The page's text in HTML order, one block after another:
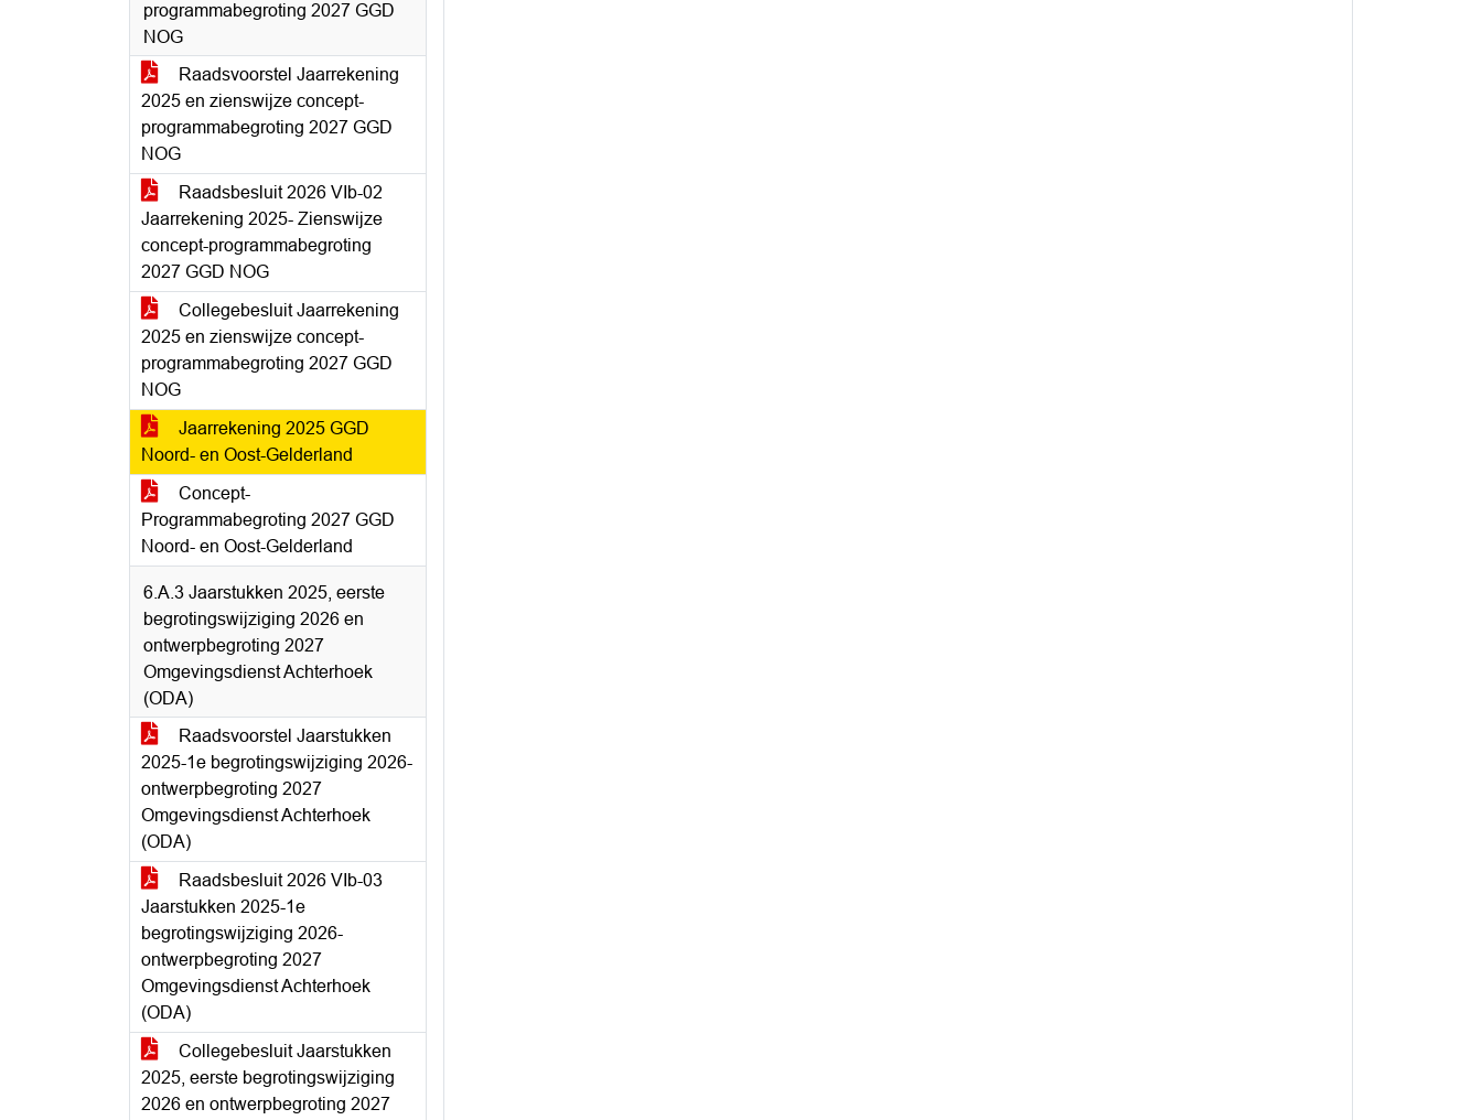
programmabegroting 2027 GGD
NOG
Raadsvoorstel Jaarrekening
2025 en zienswijze concept-
programmabegroting 2027 GGD
NOG
Raadsbesluit 2026 VIb-02
Jaarrekening 2025- Zienswijze
concept-programmabegroting
2027 GGD NOG
Collegebesluit Jaarrekening
2025 en zienswijze concept-
programmabegroting 2027 GGD
NOG
Jaarrekening 2025 GGD
Noord- en Oost-Gelderland
Concept-
Programmabegroting 2027 GGD
Noord- en Oost-Gelderland
6.A.3 Jaarstukken 2025, eerste
begrotingswijziging 2026 en
ontwerpbegroting 2027
Omgevingsdienst Achterhoek
(ODA)
Raadsvoorstel Jaarstukken
2025-1e begrotingswijziging 2026-
ontwerpbegroting 2027
Omgevingsdienst Achterhoek
(ODA)
Raadsbesluit 2026 VIb-03
Jaarstukken 2025-1e
begrotingswijziging 2026-
ontwerpbegroting 2027
Omgevingsdienst Achterhoek
(ODA)
Collegebesluit Jaarstukken
2025, eerste begrotingswijziging
2026 en ontwerpbegroting 2027